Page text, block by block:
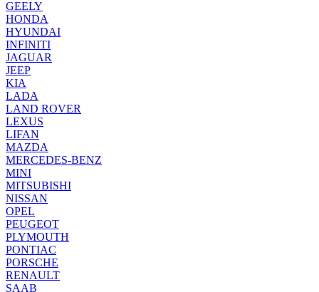
GEELY
HONDA
HYUNDAI
INFINITI
JAGUAR
JEEP
KIA
LADA
LAND ROVER
LEXUS
LIFAN
MAZDA
MERCEDES-BENZ
MINI
MITSUBISHI
NISSAN
OPEL
PEUGEOT
PLYMOUTH
PONTIAC
PORSCHE
RENAULT
SAAB